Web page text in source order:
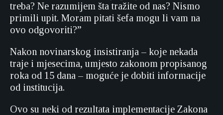
treba? Ne razumijem šta tražite od nas? Nismo
primili upit. Moram pitati šefa mogu li vam na
ovo odgovoriti?”
Nakon novinarskog insistiranja – koje nekada
traje i mjesecima, umjesto zakonom propisanog
roka od 15 dana – moguće je dobiti informacije
od institucija.
Ovo su neki od rezultata implementacije Zakona